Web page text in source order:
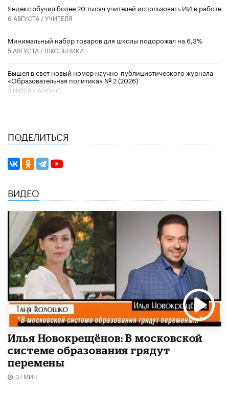
​Яндекс обучил более 20 тысяч учителей использовать ИИ в работе
6 АВГУСТА /УЧИТЕЛЯ
Минимальный набор товаров для школы подорожал на 6,3%
5 АВГУСТА / ШКОЛЬНИКИ
Вышел в свет новый номер научно-публицистического журнала
«Образовательная политика» № 2 (2026)
3 ИЮЛЯ / АНОНС
ПОДЕЛИТЬСЯ
ВИДЕО
Илья Новокрещёнов: В московской
системе образования грядут
перемены
37 МИН.